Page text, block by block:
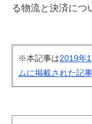
る物流と決済につ
※本記事は2019年
ムに掲載された記事